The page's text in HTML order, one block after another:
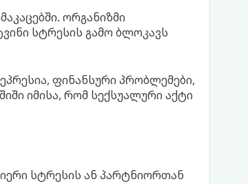
ორგანიზმი
სტრესის გამო ბლოკავს
ფინანსური პრობლემები,
იმისა, რომ სექსუალური აქტი
სტრესის ან პარტნიორთან